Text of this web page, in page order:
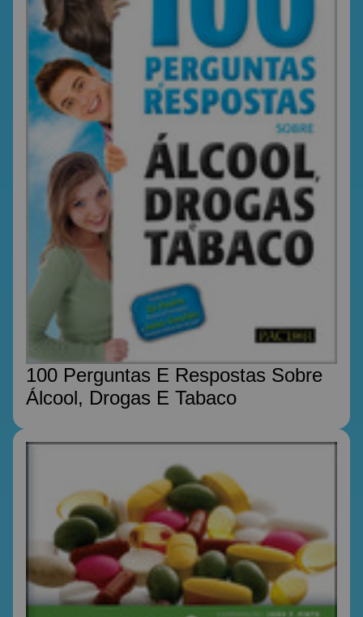
100 Perguntas E Respostas Sobre
Álcool, Drogas E Tabaco